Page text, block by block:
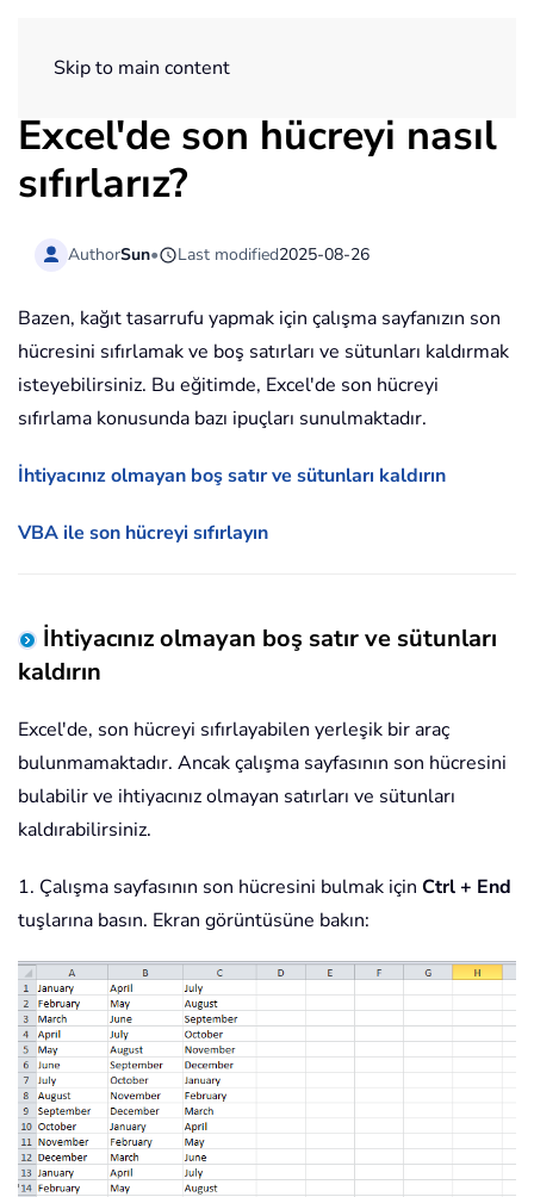
Skip to main content
Excel'de son hücreyi nasıl
sıfırlarız?
AuthorSun• Last modified2025-08-26
Bazen, kağıt tasarrufu yapmak için çalışma sayfanızın son
hücresini sıfırlamak ve boş satırları ve sütunları kaldırmak
isteyebilirsiniz. Bu eğitimde, Excel'de son hücreyi
sıfırlama konusunda bazı ipuçları sunulmaktadır.
İhtiyacınız olmayan boş satır ve sütunları kaldırın
VBA ile son hücreyi sıfırlayın
İhtiyacınız olmayan boş satır ve sütunları
kaldırın
Excel'de, son hücreyi sıfırlayabilen yerleşik bir araç
bulunmamaktadır. Ancak çalışma sayfasının son hücresini
bulabilir ve ihtiyacınız olmayan satırları ve sütunları
kaldırabilirsiniz.
1. Çalışma sayfasının son hücresini bulmak için Ctrl + End
tuşlarına basın. Ekran görüntüsüne bakın: